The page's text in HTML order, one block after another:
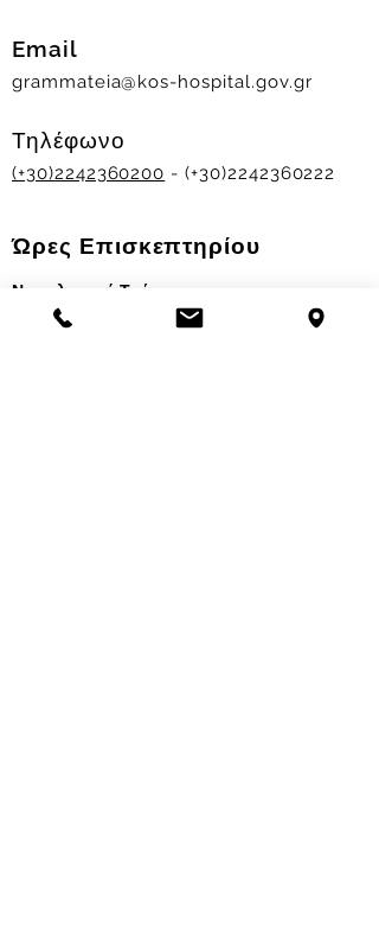
Email
grammateia@kos-hospital.gov.gr
Τηλέφωνο
(+30)2242360200 - (+30)2242360222
Ώρες Επισκεπτηρίου
Νοσηλευτικά Τμήματα
Χειμερινό ωράριο: 11.00-13.00
17.30-19.30